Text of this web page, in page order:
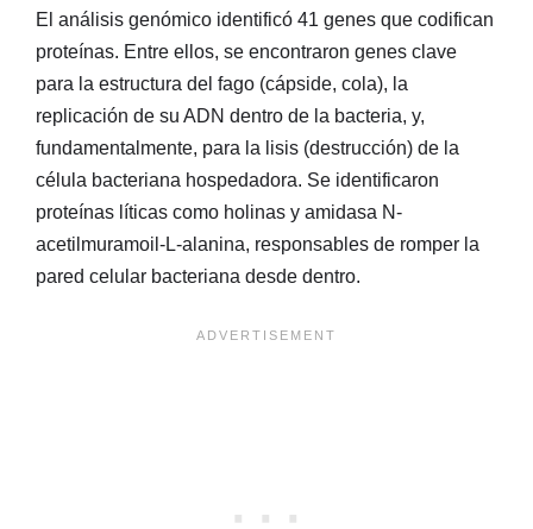
El análisis genómico identificó 41 genes que codifican
proteínas. Entre ellos, se encontraron genes clave
para la estructura del fago (cápside, cola), la
replicación de su ADN dentro de la bacteria, y,
fundamentalmente, para la lisis (destrucción) de la
célula bacteriana hospedadora. Se identificaron
proteínas líticas como holinas y amidasa N-
acetilmuramoil-L-alanina, responsables de romper la
pared celular bacteriana desde dentro.